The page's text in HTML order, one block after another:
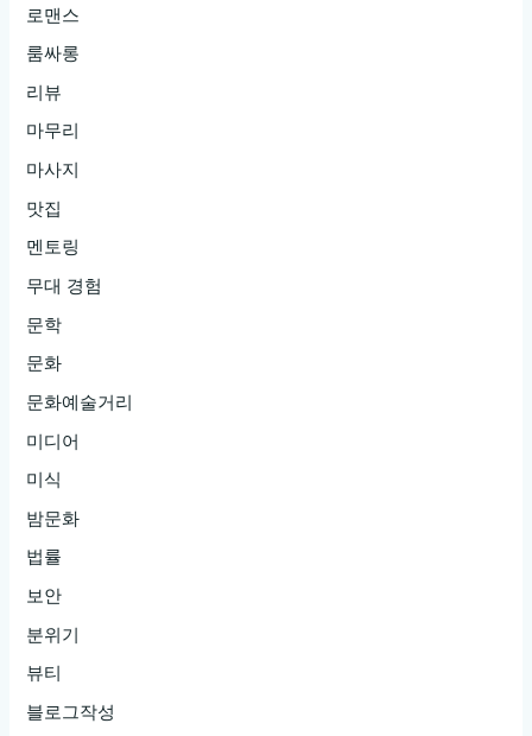
있
기
를
랍
니
다!
로맨스
룸싸롱
리뷰
마무리
마사지
맛집
멘토링
무대 경험
문학
문화
문화예술거리
미디어
미식
밤문화
법률
보안
분위기
뷰티
블로그작성